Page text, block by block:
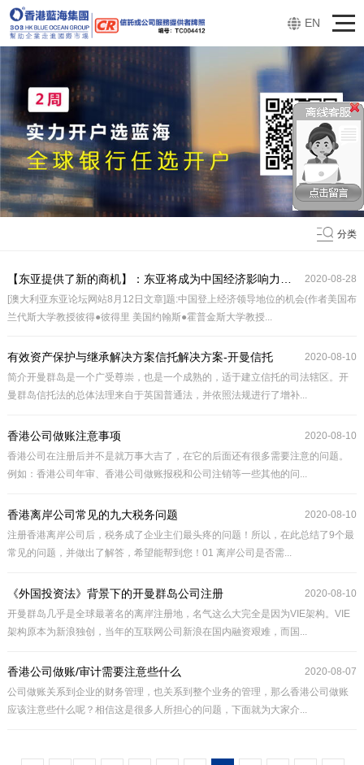
EN
分类
2020-08-28
【东亚提供了新的商机】：东亚将成为中国经济影响力的天然势力范围，产生利益倾斜
[澳大利亚东亚论坛网站8月12日文章]题:中国登上经济领导地位的机会(作者美国布
兰代斯大学教授彼得●彼得里 美国约翰斯●霍普金斯大学教授...
2020-08-10
有效资产保护与继承解决方案信托解决方案-开曼信托
简介开曼群岛是一个广受尊崇，也是一个成熟的，适于建立信托的司法辖区。开
曼群岛信托法的总体法理来自于英国普通法，并依照法规进行了增补...
2020-08-10
香港公司做账注意事项
香港公司在注册后并不是就万事大吉了，在它的后面还有很多需要注意的问题。
例如：香港公司年审、香港公司做账报税和公司注销等一些其他的问...
2020-08-10
香港离岸公司常见的九大税务问题
注册香港离岸公司后，税务成了企业主们最头疼的问题！所以，在此总结了9个最
常见的问题，并做出了解答，希望能帮到您！01 离岸公司是否需...
2020-08-10
《外国投资法》背景下的开曼群岛公司注册
开曼群岛几乎是全球最著名的离岸注册地，名气这么大完全是因为VIE架构。VIE
架构原本为新浪独创，当年的互联网公司新浪在国内融资艰难，而国...
2020-08-07
香港公司做账/审计需要注意些什么
公司做账关系到企业的财务管理，也关系到整个业务的管理，那么香港公司做账
应该注意些什么呢？相信这是很多人所担心的问题，下面就为大家介...